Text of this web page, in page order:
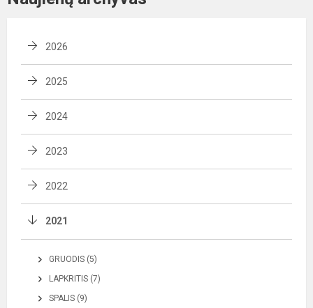
2026
2025
2024
2023
2022
2021
GRUODIS (5)
LAPKRITIS (7)
SPALIS (9)